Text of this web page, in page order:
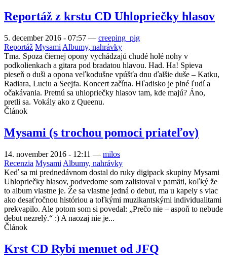
Reportáž z krstu CD Uhlopriečky hlasov
5. december 2016 - 07:57 — creeping_pig
Reportáž Mysami Albumy, nahrávky
Tma. Spoza čiernej opony vychádzajú chudé holé nohy v
podkolienkach a gitara pod bradatou hlavou. Had. Ha! Spieva
pieseň o duši a opona veľkodušne vpúšťa dnu ďalšie duše – Katku,
Radiara, Luciu a Seejfa. Koncert začína. Hľadisko je plné ľudí a
očakávania. Pretnú sa uhlopriečky hlasov tam, kde majú? Áno,
pretli sa. Vokály ako z Queenu.
Článok
Mysami (s trochou pomoci priateľov)
14. november 2016 - 12:11 — milos
Recenzia Mysami Albumy, nahrávky
Keď sa mi prednedávnom dostal do ruky digipack skupiny Mysami
Uhlopriečky hlasov, podvedome som zalistoval v pamäti, koľký že
to album vlastne je. Že sa vlastne jedná o debut, ma u kapely s viac
ako desaťročnou históriou a toľkými muzikantskými individualitami
prekvapilo. Ale potom som si povedal: „Prečo nie – aspoň to nebude
debut nezrelý.“ :) A naozaj nie je...
Článok
Krst CD Rybí menuet od JFQ